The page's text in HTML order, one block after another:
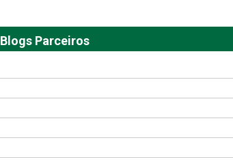
Blogs Parceiros